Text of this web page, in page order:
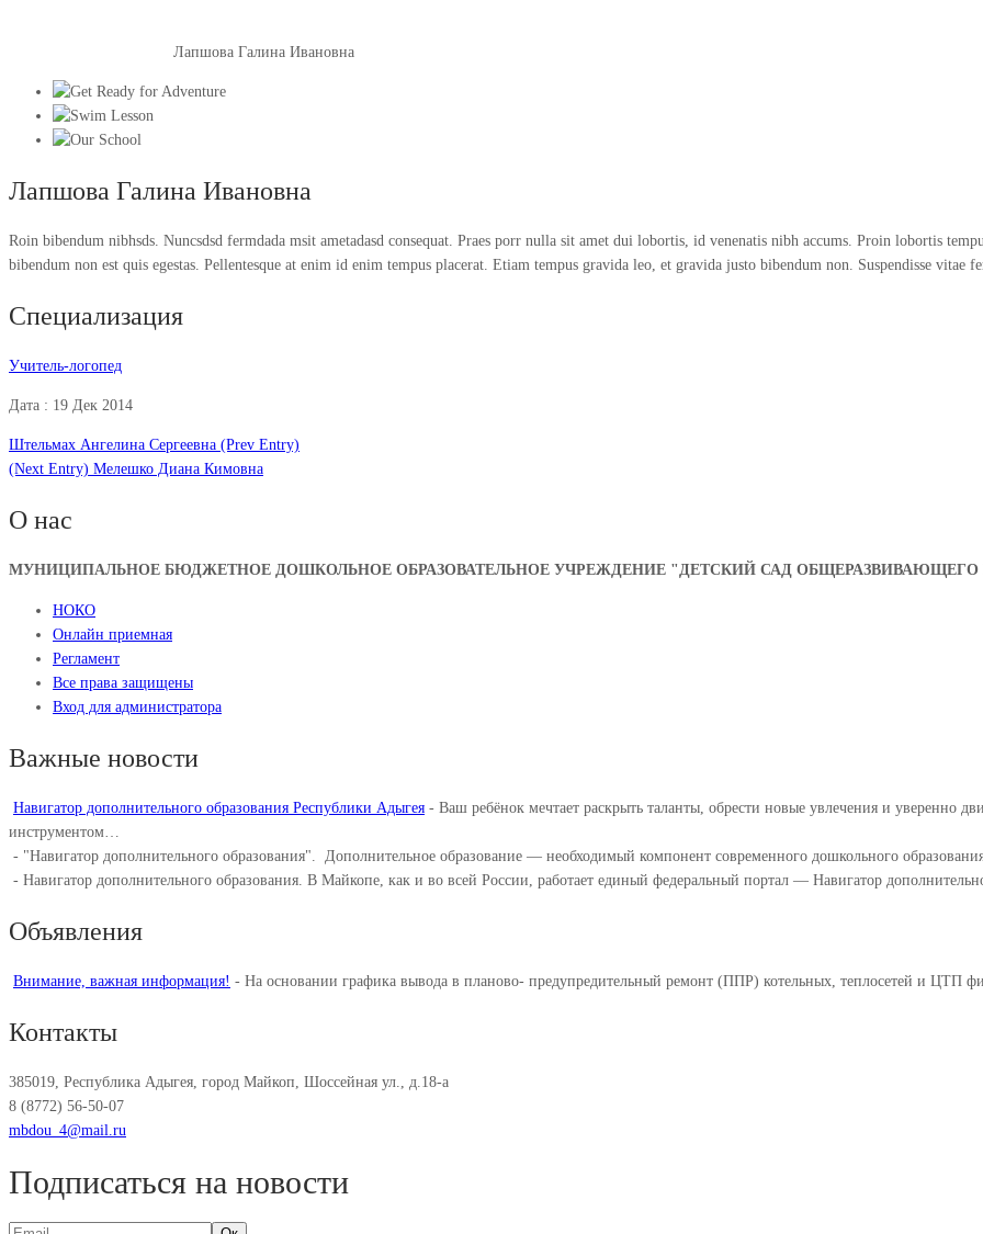
Лапшова Галина Ивановна
Лапшова Галина Ивановна
Roin bibendum nibhsds. Nuncsdsd fermdada msit ametadasd consequat. Praes porr nulla sit amet dui lobortis, id venenatis nibh accums. Proin lobortis
bibendum non est quis egestas. Pellentesque at enim id enim tempus placerat. Etiam tempus gravida leo, et gravida justo bibendum non. Suspendisse vitae
Специализация
Учитель-логопед
Дата : 19 Дек 2014
Штельмах Ангелина Сергеевна (Prev Entry)
(Next Entry) Мелешко Диана Кимовна
О нас
МУНИЦИПАЛЬНОЕ БЮДЖЕТНОЕ ДОШКОЛЬНОЕ ОБРАЗОВАТЕЛЬНОЕ УЧРЕЖДЕНИЕ "ДЕТСКИЙ САД ОБЩЕРАЗВИВАЮЩЕГО
НОКО
Онлайн приемная
Регламент
Все права защищены
Вход для администратора
Важные новости
Навигатор дополнительного образования Республики Адыгея - Ваш ребёнок мечтает раскрыть таланты, обрести новые увлечения и уверенно
инструментом…
- "Навигатор дополнительного образования". ⁣ Дополнительное образование — необходимый компонент современного дошкольного
- Навигатор дополнительного образования. В Майкопе, как и во всей России, работает единый федеральный портал — Навигатор
Объявления
Внимание, важная информация! - На основании графика вывода в планово- предупредительный ремонт (ППР) котельных, теплосетей и
Контакты
385019, Республика Адыгея, город Майкоп, Шоссейная ул., д.18-а
8 (8772) 56-50-07
mbdou_4@mail.ru
Подписаться на новости